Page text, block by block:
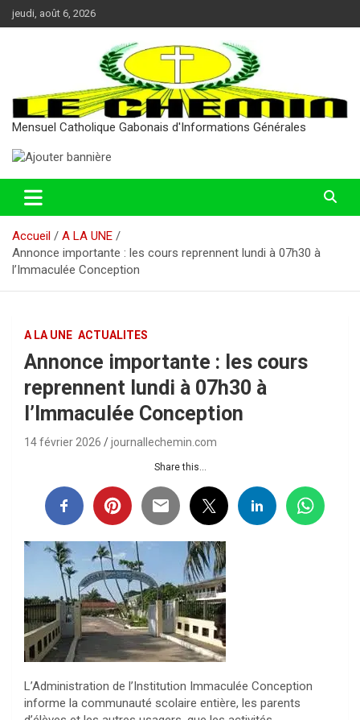
Aller
au
jeudi, août 6, 2026
Mensuel Catholique Gabonais d'Informations Générales
Accueil
A LA UNE
Annonce importante : les cours reprennent lundi à 07h30 à
l’Immaculée Conception
A LA UNE ACTUALITES
Annonce importante : les cours
reprennent lundi à 07h30 à
l’Immaculée Conception
14 février 2026 journallechemin.com
Share this...
L’Administration de l’Institution Immaculée Conception
informe la communauté scolaire entière, les parents